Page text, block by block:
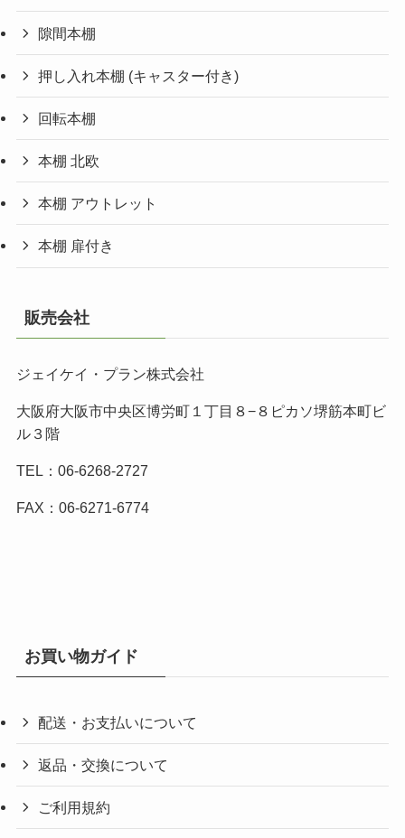
隙間本棚
押し入れ本棚 (キャスター付き)
回転本棚
本棚 北欧
本棚 アウトレット
本棚 扉付き
販売会社
ジェイケイ・プラン株式会社
大阪府大阪市中央区博労町１丁目８−８ピカソ堺筋本町ビ
ル３階
TEL：06-6268-2727
FAX：06-6271-6774
お買い物ガイド
配送・お支払いについて
返品・交換について
ご利用規約